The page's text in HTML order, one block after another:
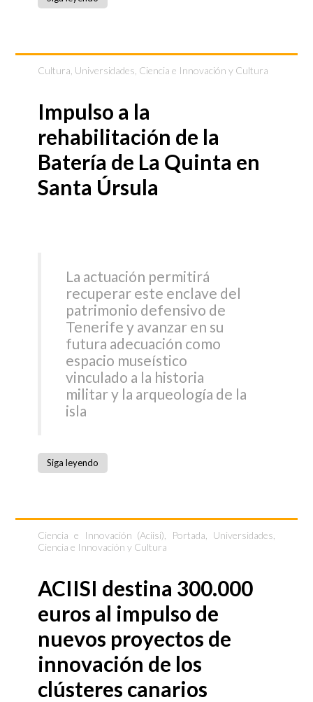
Cultura Universidades, Ciencia e Innovación y Cultura
Impulso a la
rehabilitación de la
Batería de La Quinta en
Santa Úrsula
La actuación permitirá
recuperar este enclave del
patrimonio defensivo de
Tenerife y avanzar en su
futura adecuación como
espacio museístico
vinculado a la historia
militar y la arqueología de la
isla
Siga leyendo
Ciencia e Innovación (Aciisi) Portada
Universidades,
Ciencia e Innovación y Cultura
ACIISI destina 300.000
euros al impulso de
nuevos proyectos de
innovación de los
clústeres canarios